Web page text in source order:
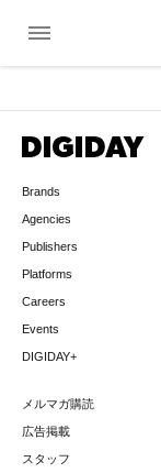
menu
Brands
Agencies
Publishers
Platforms
Careers
Events
DIGIDAY+
メルマガ購読
広告掲載
スタッフ